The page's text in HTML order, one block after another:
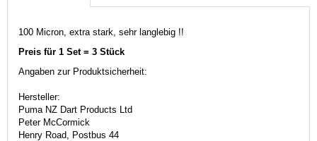
100 Micron, extra stark, sehr langlebig !!
Preis für 1 Set = 3 Stück
Angaben zur Produktsicherheit:
Hersteller:
Puma NZ Dart Products Ltd
Peter McCormick
Henry Road, Postbus 44